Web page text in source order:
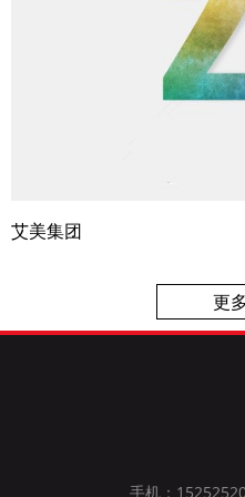
艾美集团
更
手机：